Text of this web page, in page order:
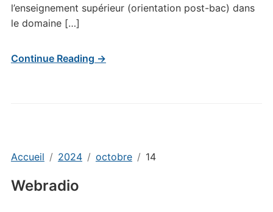
Accueil 2024 octobre 14
Webradio
l’enseignement supérieur (orientation post-bac) dans
le domaine […]
Continue Reading →